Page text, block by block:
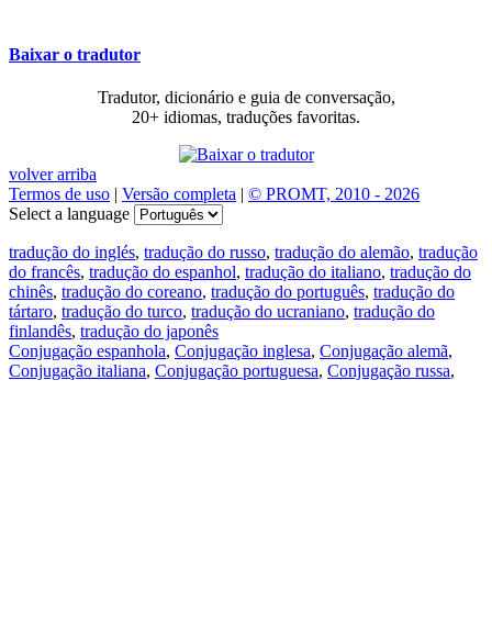
Baixar o tradutor
Tradutor, dicionário e guia de conversação,
20+ idiomas, traduções favoritas.
volver arriba
Termos de uso | Versão completa | © PROMT, 2010 - 2026
Select a language
tradução do inglés, tradução do russo, tradução do alemão, tradução
do francês, tradução do espanhol, tradução do italiano, tradução do
chinês, tradução do coreano, tradução do português, tradução do
tártaro, tradução do turco, tradução do ucraniano, tradução do
finlandês, tradução do japonês
Conjugação espanhola, Conjugação inglesa, Conjugação alemã,
Conjugação italiana, Conjugação portuguesa, Conjugação russa,